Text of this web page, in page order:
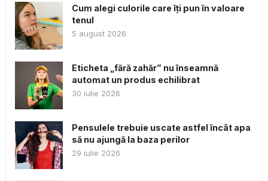
Cum alegi culorile care îți pun în valoare
tenul
5 august 2026
Eticheta „fără zahăr” nu înseamnă
automat un produs echilibrat
30 iulie 2026
Pensulele trebuie uscate astfel încât apa
să nu ajungă la baza perilor
29 iulie 2026